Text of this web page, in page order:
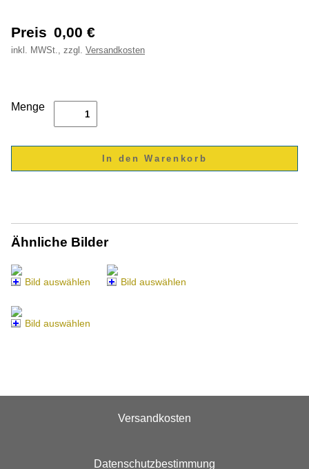
Preis 0,00 €
inkl. MWSt., zzgl. Versandkosten
Menge
Ähnliche Bilder
Bild auswählen Bild auswählen
Bild auswählen
Versandkosten
Datenschutzbestimmung